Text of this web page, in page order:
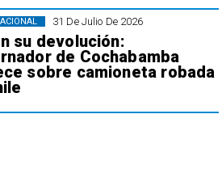
31 De Julio De 2026
su devolución:
de Cochabamba
sobre camioneta robada